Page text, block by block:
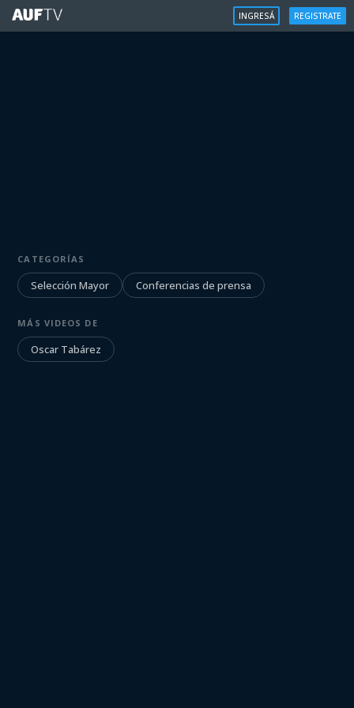
INGRESÁ REGISTRATE
Conferencia de prensa:
Oscar Tabárez
Iniciá sesión para ver
CATEGORÍAS
Selección Mayor Conferencias de prensa
MÁS VIDEOS DE
Oscar Tabárez